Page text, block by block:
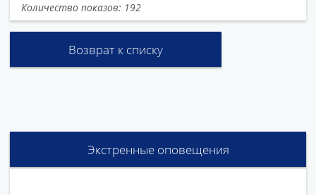
Количество показов: 192
Возврат к списку
Экстренные оповещения